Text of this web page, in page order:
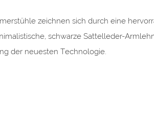
zeichnen sich durch eine
schwarze Sattelleder-
der neuesten Technologie.